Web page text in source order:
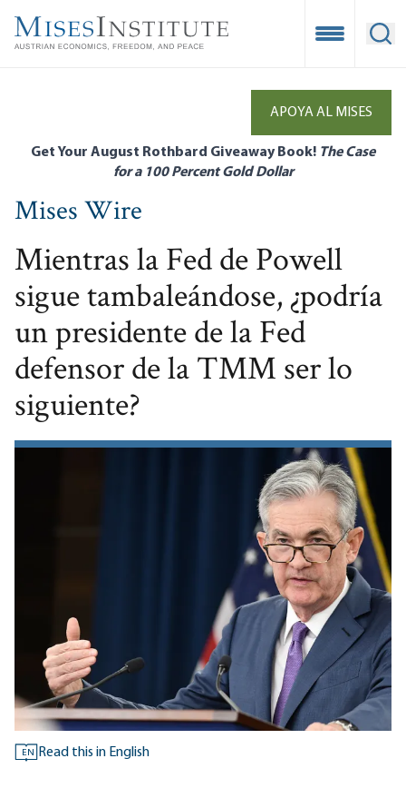
main
Open
APOYA AL MISES
Get Your August Rothbard Giveaway Book! The Case
for a 100 Percent Gold Dollar
Mises Wire
Mientras la Fed de Powell
sigue tambaleándose, ¿podría
un presidente de la Fed
defensor de la TMM ser lo
siguiente?
EN Read this in English